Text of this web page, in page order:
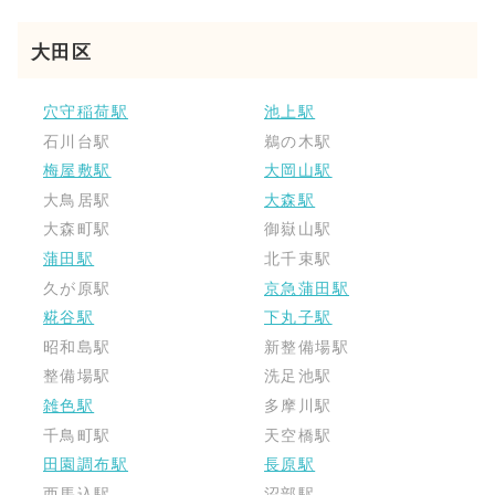
大田区
穴守稲荷駅
池上駅
石川台駅
鵜の木駅
梅屋敷駅
大岡山駅
大鳥居駅
大森駅
大森町駅
御嶽山駅
蒲田駅
北千束駅
久が原駅
京急蒲田駅
糀谷駅
下丸子駅
昭和島駅
新整備場駅
整備場駅
洗足池駅
雑色駅
多摩川駅
千鳥町駅
天空橋駅
田園調布駅
長原駅